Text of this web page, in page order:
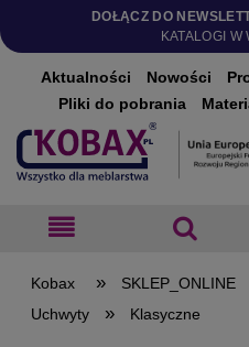
DOŁĄCZ DO
KATALOGI
Aktualności Nowości
Pliki do pobrania
» SKLEP_ONLINE
Uchwyty » Klasyczne